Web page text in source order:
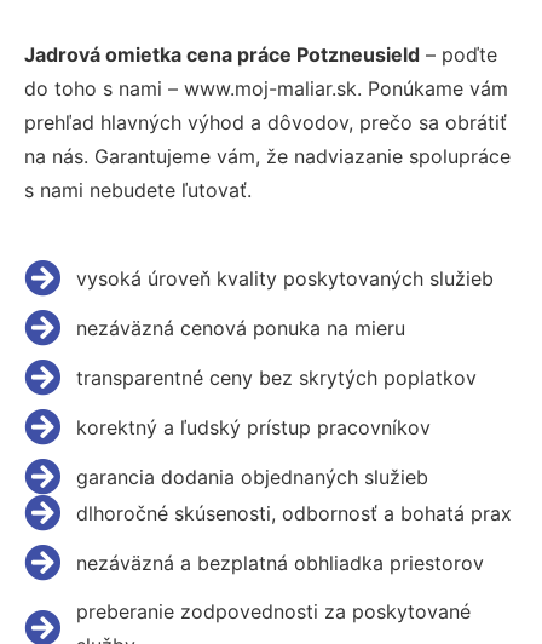
Jadrová omietka cena práce Potzneusield – poďte
do toho s nami – www.moj-maliar.sk. Ponúkame vám
prehľad hlavných výhod a dôvodov, prečo sa obrátiť
na nás. Garantujeme vám, že nadviazanie spolupráce
s nami nebudete ľutovať.
vysoká úroveň kvality poskytovaných služieb
nezáväzná cenová ponuka na mieru
transparentné ceny bez skrytých poplatkov
korektný a ľudský prístup pracovníkov
garancia dodania objednaných služieb
dlhoročné skúsenosti, odbornosť a bohatá prax
nezáväzná a bezplatná obhliadka priestorov
preberanie zodpovednosti za poskytované